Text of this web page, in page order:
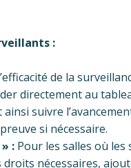
:
de la
directement au
suivre
si nécessaire.
: Pour les salles où
nécessaires,